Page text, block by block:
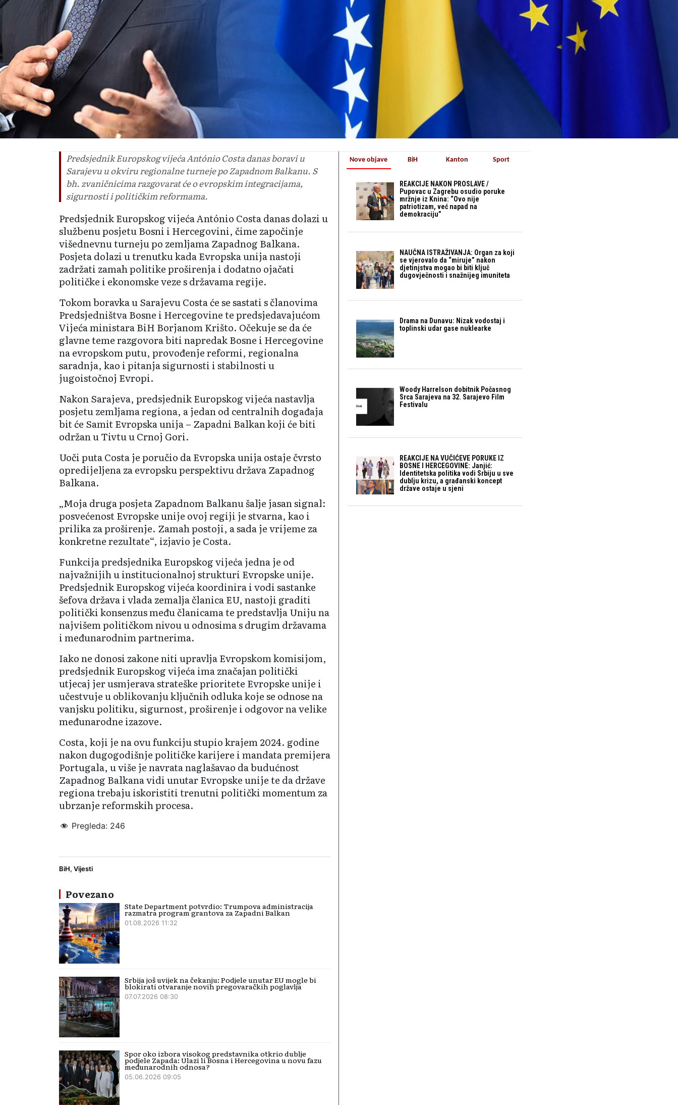
Predsjednik Europskog vijeća António Costa danas boravi u
Sarajevu u okviru regionalne turneje po Zapadnom Balkanu. S
bh. zvaničnicima razgovarat će o evropskim integracijama,
sigurnosti i političkim reformama.
Predsjednik Europskog vijeća António Costa danas dolazi u
službenu posjetu Bosni i Hercegovini, čime započinje
višednevnu turneju po zemljama Zapadnog Balkana.
Posjeta dolazi u trenutku kada Evropska unija nastoji
zadržati zamah politike proširenja i dodatno ojačati
političke i ekonomske veze s državama regije.
Tokom boravka u Sarajevu Costa će se sastati s članovima
Predsjedništva Bosne i Hercegovine te predsjedavajućom
Vijeća ministara BiH Borjanom Krišto. Očekuje se da će
glavne teme razgovora biti napredak Bosne i Hercegovine
na evropskom putu, provođenje reformi, regionalna
saradnja, kao i pitanja sigurnosti i stabilnosti u
jugoistočnoj Evropi.
Nakon Sarajeva, predsjednik Europskog vijeća nastavlja
posjetu zemljama regiona, a jedan od centralnih događaja
bit će Samit Evropska unija – Zapadni Balkan koji će biti
održan u Tivtu u Crnoj Gori.
Uoči puta Costa je poručio da Evropska unija ostaje čvrsto
opredijeljena za evropsku perspektivu država Zapadnog
Balkana.
„Moja druga posjeta Zapadnom Balkanu šalje jasan signal:
posvećenost Evropske unije ovoj regiji je stvarna, kao i
prilika za proširenje. Zamah postoji, a sada je vrijeme za
konkretne rezultate“, izjavio je Costa.
Funkcija predsjednika Europskog vijeća jedna je od
najvažnijih u institucionalnoj strukturi Evropske unije.
Predsjednik Europskog vijeća koordinira i vodi sastanke
šefova država i vlada zemalja članica EU, nastoji graditi
politički konsenzus među članicama te predstavlja Uniju na
najvišem političkom nivou u odnosima s drugim državama
i međunarodnim partnerima.
Iako ne donosi zakone niti upravlja Evropskom komisijom,
predsjednik Europskog vijeća ima značajan politički
utjecaj jer usmjerava strateške prioritete Evropske unije i
učestvuje u oblikovanju ključnih odluka koje se odnose na
vanjsku politiku, sigurnost, proširenje i odgovor na velike
međunarodne izazove.
Costa, koji je na ovu funkciju stupio krajem 2024. godine
nakon dugogodišnje političke karijere i mandata premijera
Portugala, u više je navrata naglašavao da budućnost
Zapadnog Balkana vidi unutar Evropske unije te da države
regiona trebaju iskoristiti trenutni politički momentum za
ubrzanje reformskih procesa.
Pregleda: 246
BiH, Vijesti
Povezano
State Department potvrdio: Trumpova administracija
razmatra program grantova za Zapadni Balkan
01.08.2026 11:32
Srbija još uvijek na čekanju: Podjele unutar EU mogle bi
blokirati otvaranje novih pregovaračkih poglavlja
07.07.2026 08:30
Spor oko izbora visokog predstavnika otkrio dublje
podjele Zapada: Ulazi li Bosna i Hercegovina u novu fazu
međunarodnih odnosa?
05.06.2026 09:05
Nove objave
REAKCIJE NAKON PROSLAVE /
Pupovac u Zagrebu osudio poruke
mržnje iz Knina: “Ovo nije
patriotizam, već napad na
demokraciju”
NAUČNA ISTRAŽIVANJA: Organ za koji
se vjerovalo da “miruje” nakon
djetinjstva mogao bi biti ključ
dugovječnosti i snažnijeg imuniteta
Drama na Dunavu: Nizak vodostaj i
toplinski udar gase nuklearke
Woody Harrelson dobitnik Počasnog
Srca Sarajeva na 32. Sarajevo Film
Festivalu
REAKCIJE NA VUČIĆEVE PORUKE IZ
BOSNE I HERCEGOVINE: Janjić:
Identitetska politika vodi Srbiju u sve
dublju krizu, a građanski koncept
države ostaje u sjeni
BiH Kanton Sport